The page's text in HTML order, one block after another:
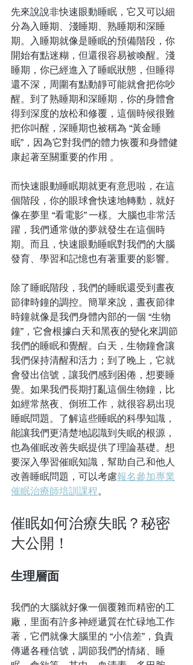
先來說說非快速眼動睡眠，它又可以細
分為入睡期、淺睡期、熟睡期和深睡
期。入睡期就像是睡眠的預備階段，你
開始有點迷糊，但還很容易被喚醒。淺
睡期，你已經進入了睡眠狀態，但睡得
還不深，周圍有點動靜可能就會把你吵
醒。到了熟睡期和深睡期，你的身體會
得到深度的放松和修覆，這個時候很難
把你叫醒，深睡期也被稱為 “黃金睡
眠”，因為它對我們的體力恢覆和身體健
康起著至關重要的作用 。
而快速眼動睡眠期就更有意思啦，在這
個階段，你的眼球會快速地轉動，就好
像在夢里 “看電影” 一樣。大腦也非常活
躍，我們通常做的夢就發生在這個時
期。而且，快速眼動睡眠對我們的大腦
發育、學習和記憶也有著重要的影響。
除了睡眠階段，我們的睡眠還受到晝夜
節律時鐘的調控。簡單來說，晝夜節律
時鐘就像是我們身體內部的一個 “生物
鐘”，它會根據白天和黑夜的變化來調節
我們的睡眠和覺醒。白天，生物鐘會讓
我們保持清醒和活力；到了晚上，它就
會發出信號，讓我們感到困倦，想要睡
覺。如果我們長期打亂這個生物鐘，比
如經常熬夜、倒班工作，就很容易出現
睡眠問題。了解這些睡眠的科學知識，
能讓我們更清楚地認識到失眠的根源，
也為催眠改善失眠提供了理論基礎。想
要深入學習催眠知識，幫助自己和他人
改善睡眠問題，可以考慮報名參加專業
催眠治療師培訓課程。
催眠如何治療失眠？秘密
大公開！
生理層面
我們的大腦就好像一個覆雜而精密的工
廠，里面有許多神經遞質在忙碌地工作
著，它們就像大腦里的 “小信差”，負責
傳遞各種信號，調節我們的情緒、睡